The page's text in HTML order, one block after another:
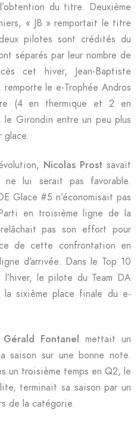
du titre. Deuxième
« JB » remportait le titre
pilotes sont crédités du
séparés par leur nombre de
cet hiver, Jean-Baptiste
le e-Trophée Andros
(4 en thermique et 2 en
Girondin entre un peu plus
glace.
Nicolas Prost savait
lui serait pas favorable.
Glace #5 n’économisait pas
en troisième ligne de la
pas son effort pour
de cette confrontation en
d’arrivée. Dans le Top 10
le pilote du Team DA
la sixième place finale du e-
Gérald Fontanel mettait un
saison sur une bonne note.
un troisième temps en Q2, le
terminait sa saison par un
de la catégorie.